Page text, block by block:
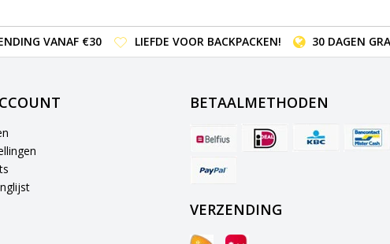
VANAF €30 LIEFDE VOOR BACKPACKEN! 30 DAGEN
BETAALMETHODEN
VERZENDING